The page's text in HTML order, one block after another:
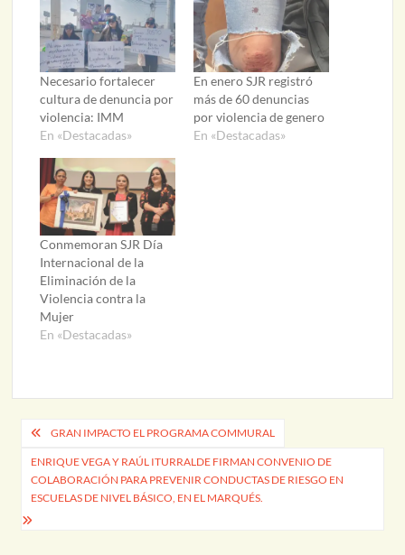
Necesario fortalecer
cultura de denuncia por
violencia: IMM
En «Destacadas»
En enero SJR registró
más de 60 denuncias
por violencia de genero
En «Destacadas»
Conmemoran SJR Día
Internacional de la
Eliminación de la
Violencia contra la
Mujer
En «Destacadas»
Navegación
de
entradas
GRAN IMPACTO EL PROGRAMA COMMURAL
ENRIQUE VEGA Y RAÚL ITURRALDE FIRMAN CONVENIO DE
COLABORACIÓN PARA PREVENIR CONDUCTAS DE RIESGO EN
ESCUELAS DE NIVEL BÁSICO, EN EL MARQUÉS.